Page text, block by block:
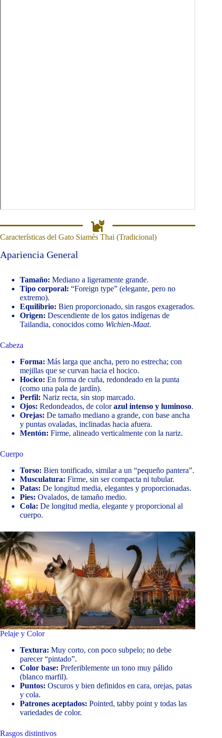
Características del Gato Siamés Thai (Tradicional)
Apariencia General
Tamaño: Mediano a ligeramente grande.
Tipo corporal: “Foreign type” (elegante, pero no
extremo).
Equilibrio: Bien proporcionado, sin rasgos exagerados.
Origen: Descendiente de los gatos indígenas de
Tailandia, conocidos como Wichien-Maat.
Cabeza
Forma: Más larga que ancha, pero no estrecha; con
mejillas que se curvan hacia el hocico.
Hocico: En forma de cuña, redondeado en la punta
(como una pala de jardín).
Perfil: Nariz recta, sin stop marcado.
Ojos: Redondeados, de colorazul intenso y luminoso.
Orejas: De tamaño mediano a grande, con base ancha
y puntas ovaladas, inclinadas hacia afuera.
Mentón: Firme, alineado verticalmente con la nariz.
Cuerpo
Torso: Bien tonificado, similar a un “pequeño pantera”.
Musculatura: Firme, sin ser compacta ni tubular.
Patas: De longitud media, elegantes y proporcionadas.
Pies: Ovalados, de tamaño medio.
Cola: De longitud media, elegante y proporcional al
cuerpo.
Pelaje y Color
Textura: Muy corto, con poco subpelo; no debe
parecer “pintado”.
Color base: Preferiblemente un tono muy pálido
(blanco marfil).
Puntos: Oscuros y bien definidos en cara, orejas, patas
y cola.
Patrones aceptados: Pointed, tabby point y todas las
variedades de color.
Rasgos distintivos